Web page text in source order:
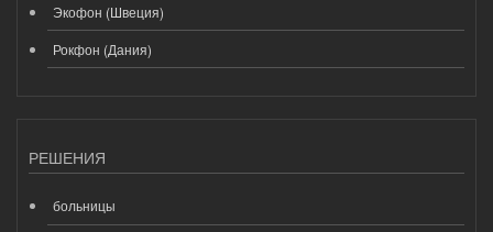
Экофон (Швеция)
Рокфон (Дания)
РЕШЕНИЯ
больницы